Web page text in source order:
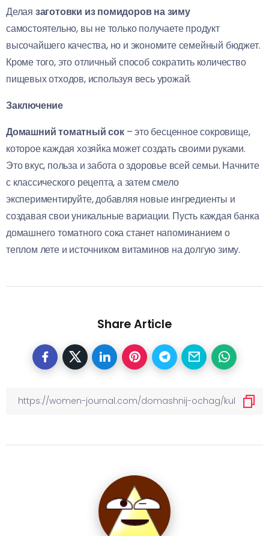
Делая заготовки из помидоров на зиму
самостоятельно, вы не только получаете продукт
высочайшего качества, но и экономите семейный бюджет.
Кроме того, это отличный способ сократить количество
пищевых отходов, используя весь урожай.
Заключение
Домашний томатный сок– это бесценное сокровище,
которое каждая хозяйка может создать своими руками.
Это вкус, польза и забота о здоровье всей семьи. Начните
с классического рецепта, а затем смело
экспериментируйте, добавляя новые ингредиенты и
создавая свои уникальные вариации. Пусть каждая банка
домашнего томатного сока станет напоминанием о
теплом лете и источником витаминов на долгую зиму.
Share Article